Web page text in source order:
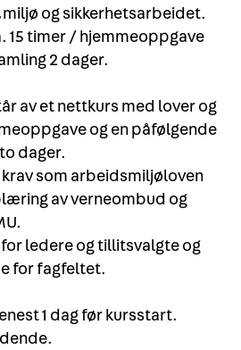
og sikkerhetsarbeidet.
15 timer / hjemmeoppgave
2 dager.
av et nettkurs med lover og
og en påfølgende
dager.
krav som arbeidsmiljøloven
av verneombud og
ledere og tillitsvalgte og
for fagfeltet.
1 dag før kursstart.